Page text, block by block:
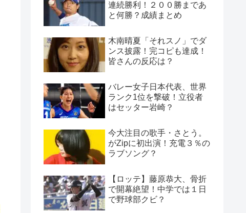
連続勝利！２００勝まであ
と何勝？成績まとめ
木南晴夏「それスノ」でダ
ンス披露！完コピも達成！
皆さんの反応は？
バレー女子日本代表、世界
ランク1位を撃破！立役者
はセッター岩崎？
今大注目の歌手・さとう。
がZipに初出演！充電３％の
ラブソング？
【ロッテ】藤原恭大、骨折
で開幕絶望！中学では１日
で野球部クビ？